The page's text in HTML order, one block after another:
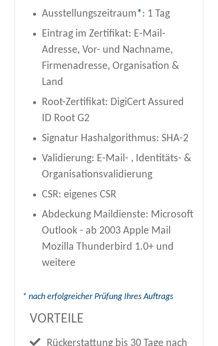
Ausstellungszeitraum*: 1 Tag
Eintrag im Zertifikat: E-Mail-
Adresse, Vor- und Nachname,
Firmenadresse, Organisation &
Land
Root-Zertifikat: DigiCert Assured
ID Root G2
Signatur Hashalgorithmus: SHA-2
Validierung: E-Mail- , Identitäts- &
Organisationsvalidierung
CSR: eigenes CSR
Abdeckung Maildienste: Microsoft
Outlook - ab 2003 Apple Mail
Mozilla Thunderbird 1.0+ und
weitere
* nach erfolgreicher Prüfung Ihres Auftrags
VORTEILE
Rückerstattung bis 30 Tage nach